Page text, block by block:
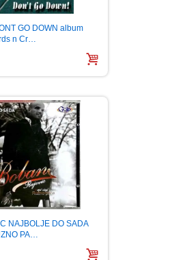
GO DOWN album
n Cr…
NAJBOLJE DO SADA
PA…